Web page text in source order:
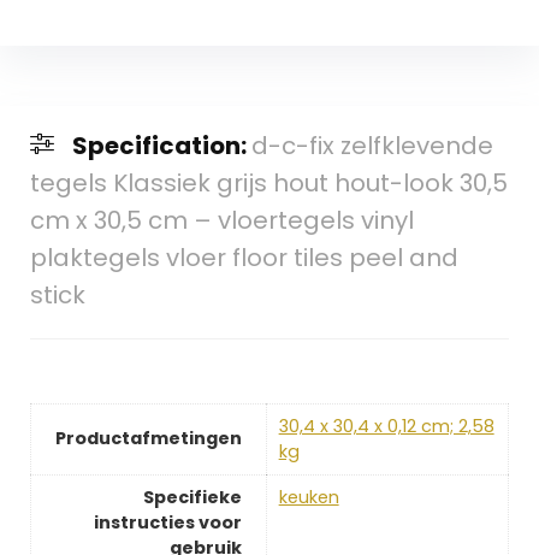
Specification:d-c-fix zelfklevende
tegels Klassiek grijs hout hout-look 30,5
cm x 30,5 cm – vloertegels vinyl
plaktegels vloer floor tiles peel and
stick
Productafmetingen
‎30,4 x 30,4 x 0,12 cm; 2,58
kg
Specifieke
instructies voor
gebruik
‎keuken